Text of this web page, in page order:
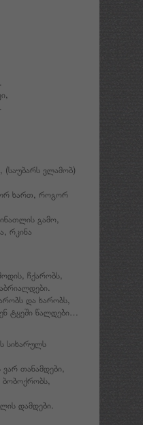
ვლამობ)
ხართ, როგორ
გამო,
რკინა
ჩქარობს,
და ხარობს,
ტყეში წალდები…
სიხარულს
თანამდები,
ბობოქრობს,
დამდები.